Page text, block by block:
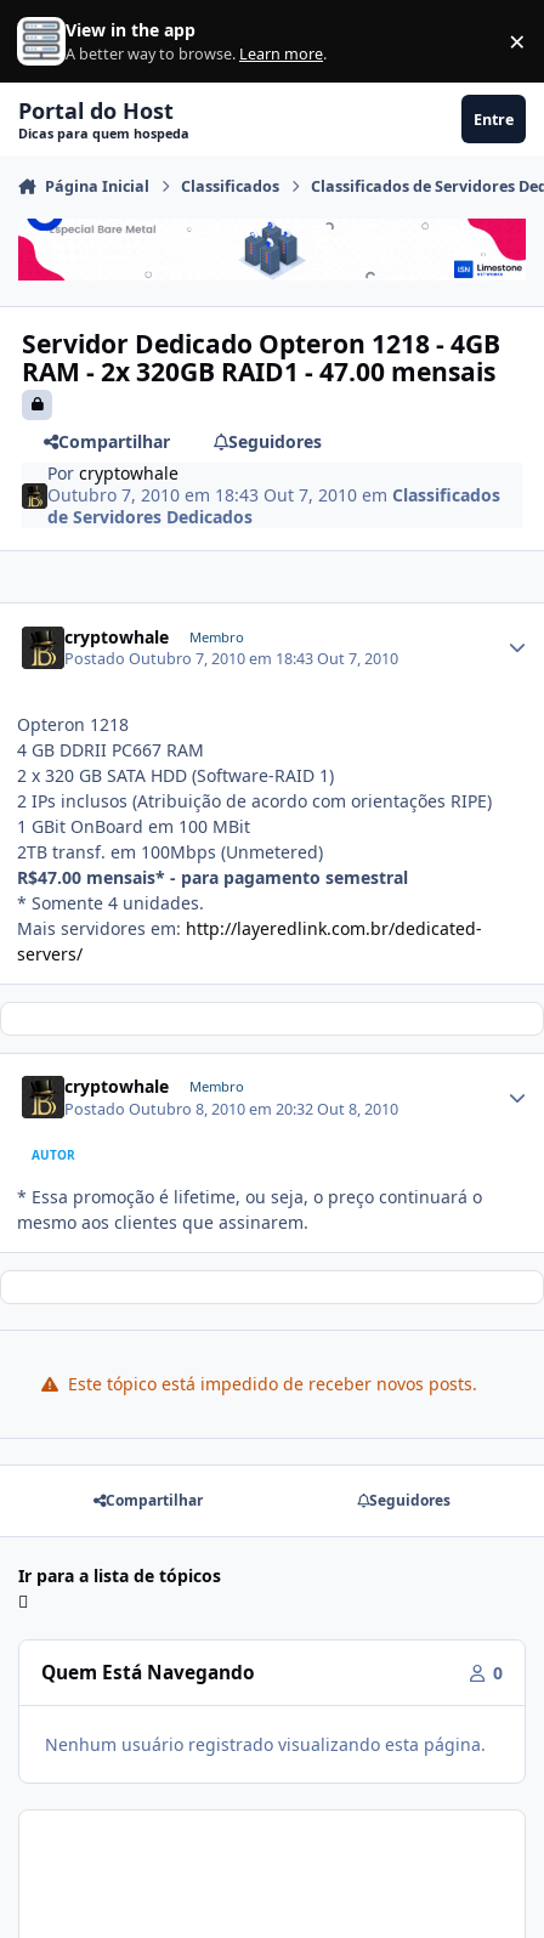
Ir para conteúdo
View in the app
A better way to browse. Learn more. ×
Portal do Host
Dicas para quem hospeda
Entre
Página Inicial Classificados Classificados de Servidores
Servidor Dedicado Opteron 1218 - 4GB
RAM - 2x 320GB RAID1 - 47.00 mensais
Compartilhar
Seguidores
Porcryptowhale
Outubro 7, 2010 em 18:43 Out 7, 2010 emClassificados
de Servidores Dedicados
cryptowhale Membro
PostadoOutubro 7, 2010 em 18:43Out 7, 2010
Opteron 1218
4 GB DDRII PC667 RAM
2 x 320 GB SATA HDD (Software-RAID 1)
2 IPs inclusos (Atribuição de acordo com orientações RIPE)
1 GBit OnBoard em 100 MBit
2TB transf. em 100Mbps (Unmetered)
R$47.00 mensais* - para pagamento semestral
* Somente 4 unidades.
Mais servidores em: http://layeredlink.com.br/dedicated-
servers/
cryptowhale Membro
PostadoOutubro 8, 2010 em 20:32Out 8, 2010
AUTOR
* Essa promoção é lifetime, ou seja, o preço continuará o
mesmo aos clientes que assinarem.
Este tópico está impedido de receber novos posts.
Compartilhar Seguidores
Ir para a lista de tópicos
Quem Está Navegando 0
Nenhum usuário registrado visualizando esta página.